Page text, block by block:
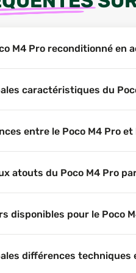
M4 Pro reconditionné en
caractéristiques du
entre le Poco M4 Pro
atouts du Poco M4 Pro
disponibles pour le Poco
différences techniques